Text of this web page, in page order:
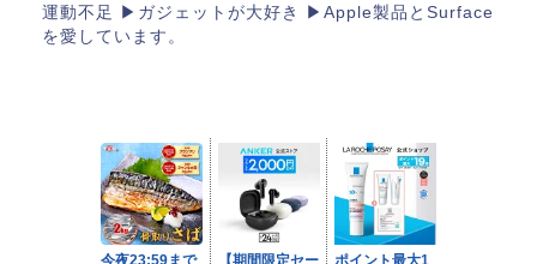
運動不足 ▶︎ガジェットが大好き ▶︎Apple製品とSurface
を愛しています。